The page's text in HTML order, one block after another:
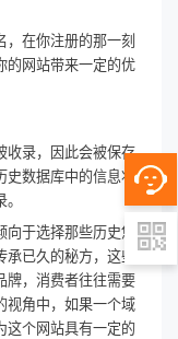
，在你注册的那一刻
的网站带来一定的优
收录，因此会被保存
史数据库中的信息将
于选择那些历史悠
已久的秘方，这些
牌，消费者往往需要
视角中，如果一个域
这个网站具有一定的